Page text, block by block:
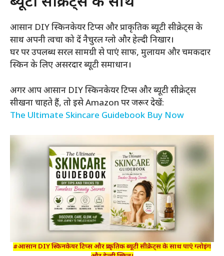
आसान DIY स्किनकेयर टिप्स और प्राकृतिक ब्यूटी सीक्रेट्स के
साथ अपनी त्वचा को दें नैचुरल ग्लो और हेल्दी निखार।
घर पर उपलब्ध सरल सामग्री से पाएं साफ, मुलायम और चमकदार
स्किन के लिए असरदार ब्यूटी समाधान।
अगर आप आसान DIY स्किनकेयर टिप्स और ब्यूटी सीक्रेट्स
सीखना चाहते हैं, तो इसे Amazon पर जरूर देखें:
The Ultimate Skincare Guidebook Buy Now
#आसान DIY स्किनकेयर टिप्स और प्राकृतिक ब्यूटी सीक्रेट्स के साथ पाएं ग्लोइंग